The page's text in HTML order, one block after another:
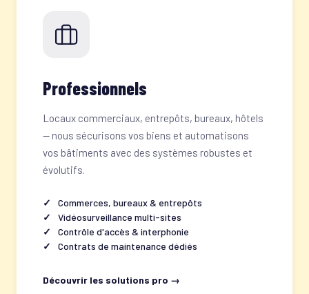
Professionnels
Locaux commerciaux, entrepôts, bureaux, hôtels
— nous sécurisons vos biens et automatisons
vos bâtiments avec des systèmes robustes et
évolutifs.
Commerces, bureaux & entrepôts
Vidéosurveillance multi-sites
Contrôle d'accès & interphonie
Contrats de maintenance dédiés
Découvrir les solutions pro →